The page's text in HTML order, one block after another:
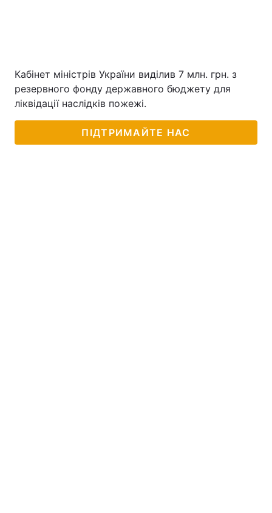
Кабінет міністрів України виділив 7 млн. грн. з
резервного фонду державного бюджету для
ліквідації наслідків пожежі.
ПІДТРИМАЙТЕ НАС